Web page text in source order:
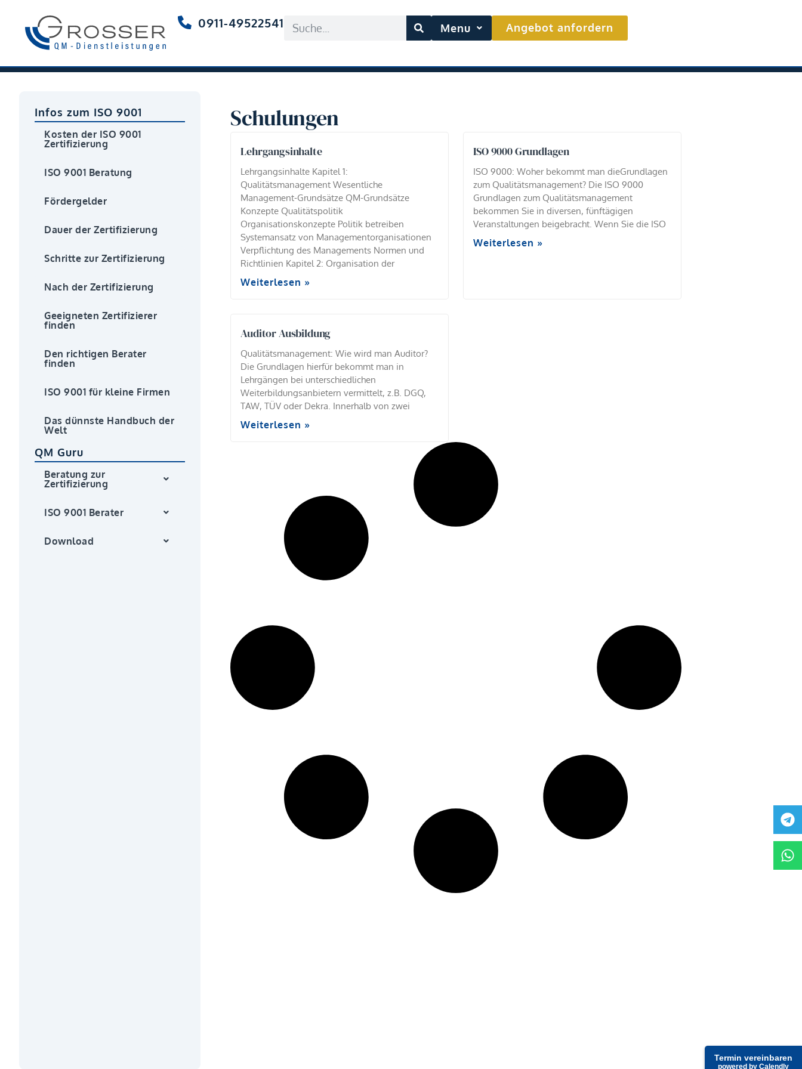
Termin vereinbaren
powered by Calendly
Menu
0911-49522541 Angebot anfordern
Infos zum ISO 9001
Kosten der ISO 9001
Zertifizierung
ISO 9001 Beratung
Fördergelder
Dauer der Zertifizierung
Schritte zur Zertifizierung
Nach der Zertifizierung
Geeigneten Zertifizierer
finden
Den richtigen Berater
finden
ISO 9001 für kleine Firmen
Das dünnste Handbuch der
Welt
QM Guru
Beratung zur
Zertifizierung
ISO 9001 Berater
Download
Schulungen
Lehrgangsinhalte
Lehrgangsinhalte Kapitel 1:
Qualitätsmanagement Wesentliche
Management-Grundsätze QM-Grundsätze
Konzepte Qualitätspolitik
Organisationskonzepte Politik betreiben
Systemansatz von Managementorganisationen
Verpflichtung des Managements Normen und
Richtlinien Kapitel 2: Organisation der
Weiterlesen »
ISO 9000 Grundlagen
ISO 9000: Woher bekommt man dieGrundlagen
zum Qualitätsmanagement? Die ISO 9000
Grundlagen zum Qualitätsmanagement
bekommen Sie in diversen, fünftägigen
Veranstaltungen beigebracht. Wenn Sie die ISO
Weiterlesen »
Auditor Ausbildung
Qualitätsmanagement: Wie wird man Auditor?
Die Grundlagen hierfür bekommt man in
Lehrgängen bei unterschiedlichen
Weiterbildungsanbietern vermittelt, z.B. DGQ,
TAW, TÜV oder Dekra. Innerhalb von zwei
Weiterlesen »